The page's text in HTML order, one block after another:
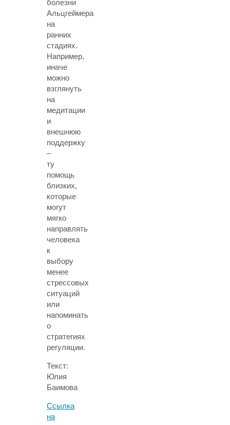
болезни
Альцгеймера
на
ранних
стадиях.
Например,
иначе
можно
взглянуть
на
медитации
и
внешнюю
поддержку
–
ту
помощь
близких,
которые
могут
мягко
направлять
человека
к
выбору
менее
стрессовых
ситуаций
или
напоминать
о
стратегиях
регуляции.
Текст:
Юлия
Баимова
Ссылка
на